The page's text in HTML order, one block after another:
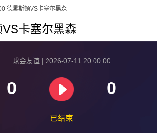
德累斯顿VS卡塞尔黑森
卡塞尔黑森
球会友谊 | 2026-07-11 20:00:00
0 0
已结束